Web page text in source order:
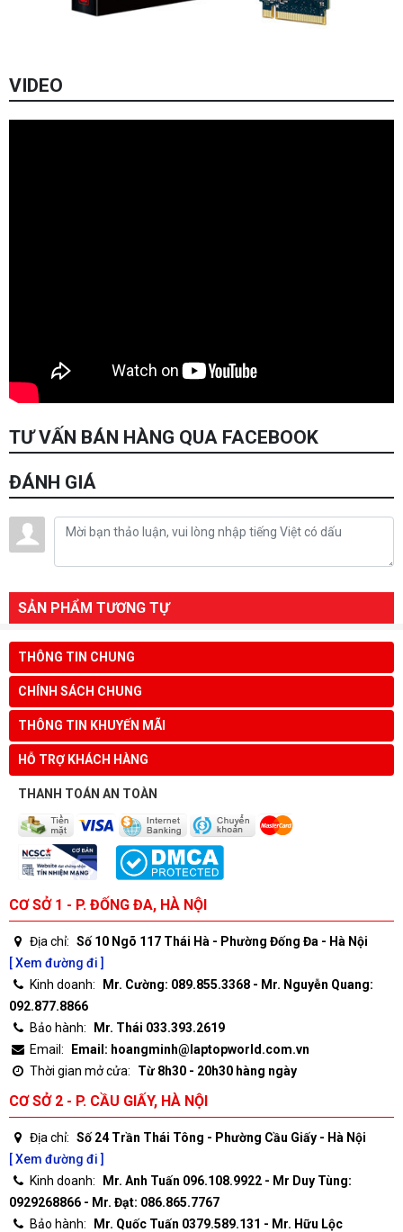
VIDEO
TƯ VẤN BÁN HÀNG QUA FACEBOOK
ĐÁNH GIÁ
SẢN PHẨM TƯƠNG TỰ
THÔNG TIN CHUNG
CHÍNH SÁCH CHUNG
THÔNG TIN KHUYẾN MÃI
HỖ TRỢ KHÁCH HÀNG
THANH TOÁN AN TOÀN
CƠ SỞ 1 - P. ĐỐNG ĐA, HÀ NỘI
Địa chỉ: Số 10 Ngõ 117 Thái Hà - Phường Đống Đa - Hà Nội
[ Xem đường đi ]
Kinh doanh:
Mr. Cường: 089.855.3368 - Mr. Nguyễn Quang:
092.877.8866
Bảo hành:
Mr. Thái 033.393.2619
Email:
Email: hoangminh@laptopworld.com.vn
Thời gian mở cửa:
Từ 8h30 - 20h30 hàng ngày
CƠ SỞ 2 - P. CẦU GIẤY, HÀ NỘI
Địa chỉ: Số 24 Trần Thái Tông - Phường Cầu Giấy - Hà Nội
[ Xem đường đi ]
Kinh doanh:
Mr. Anh Tuấn 096.108.9922 - Mr Duy Tùng:
0929268866 - Mr. Đạt: 086.865.7767
Bảo hành:
Mr. Quốc Tuấn 0379.589.131 - Mr. Hữu Lộc